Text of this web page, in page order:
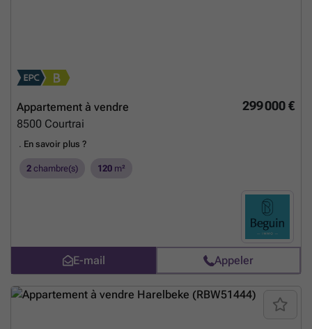
299 000 €
Appartement à vendre
8500 Courtrai
. En savoir plus ?
2 chambre(s) 120 m²
E-mail Appeler